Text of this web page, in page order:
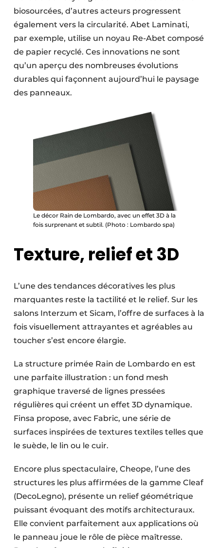
biosourcées, d’autres acteurs progressent
également vers la circularité. Abet Laminati,
par exemple, utilise un noyau Re-Abet composé
de papier recyclé. Ces innovations ne sont
qu’un aperçu des nombreuses évolutions
durables qui façonnent aujourd’hui le paysage
des panneaux.
Le décor Rain de Lombardo, avec un effet 3D à la
fois surprenant et subtil. (Photo : Lombardo spa)
Texture, relief et 3D
L’une des tendances décoratives les plus
marquantes reste la tactilité et le relief. Sur les
salons Interzum et Sicam, l’offre de surfaces à la
fois visuellement attrayantes et agréables au
toucher s’est encore élargie.
La structure primée Rain de Lombardo en est
une parfaite illustration : un fond mesh
graphique traversé de lignes pressées
régulières qui créent un effet 3D dynamique.
Finsa propose, avec Fabric, une série de
surfaces inspirées de textures textiles telles que
le suède, le lin ou le cuir.
Encore plus spectaculaire, Cheope, l’une des
structures les plus affirmées de la gamme Cleaf
(DecoLegno), présente un relief géométrique
puissant évoquant des motifs architecturaux.
Elle convient parfaitement aux applications où
le panneau joue le rôle de pièce maîtresse.